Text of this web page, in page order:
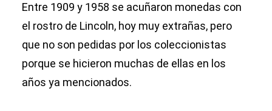
Entre 1909 y 1958 se acuñaron monedas con
el rostro de Lincoln, hoy muy extrañas, pero
que no son pedidas por los coleccionistas
porque se hicieron muchas de ellas en los
años ya mencionados.